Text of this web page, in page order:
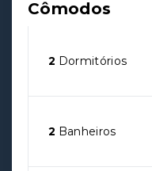
Cômodos
2 Dormitórios
2 Banheiros